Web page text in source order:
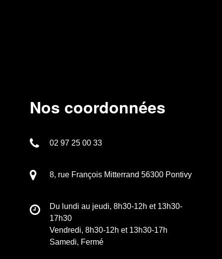
Nos coordonnées
02 97 25 00 33
8, rue François Mitterrand 56300 Pontivy
Du lundi au jeudi, 8h30-12h et 13h30-
17h30
Vendredi, 8h30-12h et 13h30-17h
Samedi, Fermé